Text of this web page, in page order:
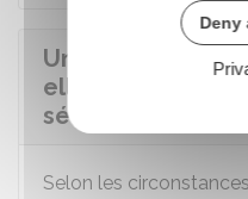
Une sortie
elle être
sécurité ?
Selon les
Deny